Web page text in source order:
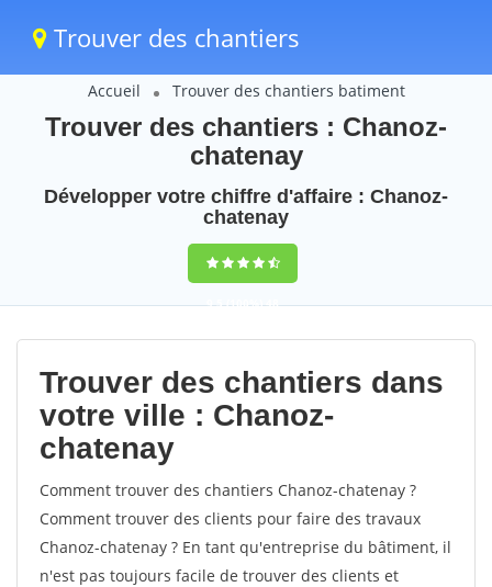
Trouver des chantiers
Accueil Trouver des chantiers batiment
Trouver des chantiers : Chanoz-
chatenay
Développer votre chiffre d'affaire : Chanoz-
chatenay
9,5(100%)48
votes
Trouver des chantiers dans
votre ville : Chanoz-
chatenay
Comment trouver des chantiers Chanoz-chatenay ?
Comment trouver des clients pour faire des travaux
Chanoz-chatenay ? En tant qu'entreprise du bâtiment, il
n'est pas toujours facile de trouver des clients et